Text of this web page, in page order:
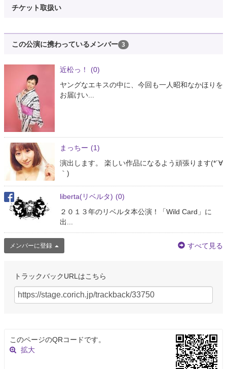
チケット取扱い
この公演に携わっているメンバー 3
近松っ！
(0)
ヤングなエキスの中に、今回も一人昭和なかほりを
お届けい...
まっちー (1)
演出します。 楽しい作品になるよう頑張ります(*´∀
｀)
liberta(リベルタ) (0)
２０１３年のリベルタ本公演！「Wild Card」に
出...
メンバーに登録 すべて見る
トラックバックURLはこちら
このページのQRコードです。
拡大